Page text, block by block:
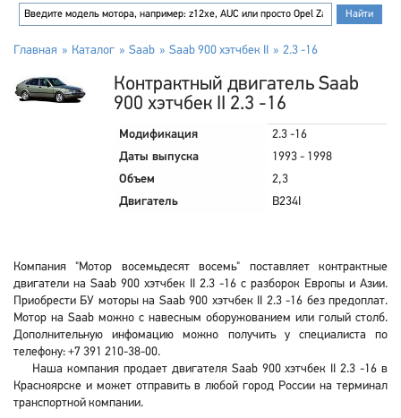
Главная Каталог Saab Saab 900 хэтчбек II 2.3 -16
Контрактный двигатель Saab
900 хэтчбек II 2.3 -16
Модификация
2.3 -16
Даты выпуска
1993 - 1998
Объем
2,3
Двигатель
B234I
Компания "Мотор восемьдесят восемь" поставляет контрактные
двигатели на Saab 900 хэтчбек II 2.3 -16 с разборок Европы и Азии.
Приобрести БУ моторы на Saab 900 хэтчбек II 2.3 -16 без предоплат.
Мотор на Saab можно с навесным оборужованием или голый столб.
Дополнительную инфомацию можно получить у специалиста по
телефону: +7 391 210-38-00.
Наша компания продает двигателя Saab 900 хэтчбек II 2.3 -16 в
Красноярске и может отправить в любой город России на терминал
транспортной компании.